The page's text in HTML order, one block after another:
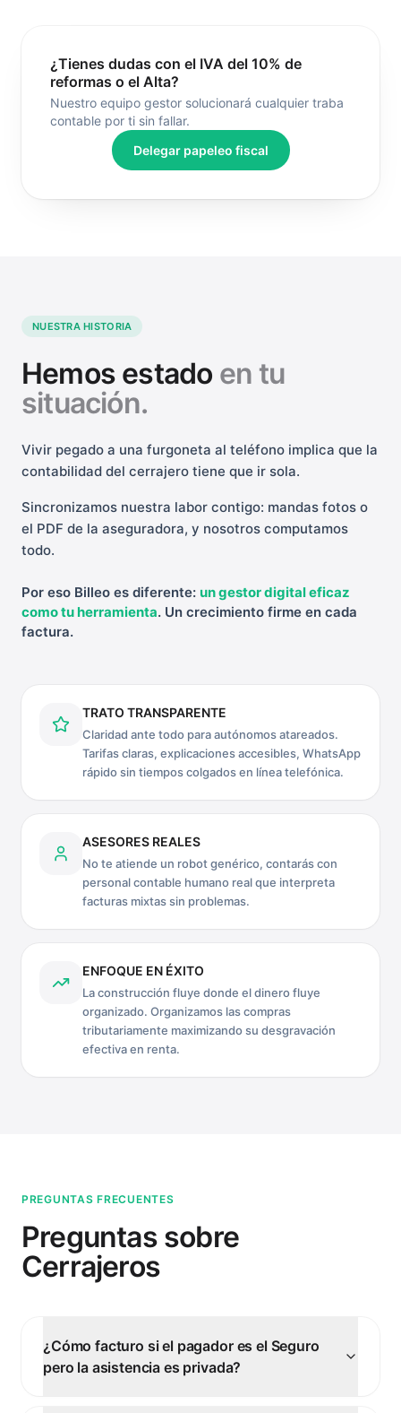
¿Tienes dudas con el IVA del 10% de
reformas o el Alta?
Nuestro equipo gestor solucionará cualquier traba
contable por ti sin fallar.
Delegar papeleo fiscal
NUESTRA HISTORIA
Hemos estado en tu
situación.
Vivir pegado a una furgoneta al teléfono implica que la
contabilidad del cerrajero tiene que ir sola.
Sincronizamos nuestra labor contigo: mandas fotos o
el PDF de la aseguradora, y nosotros computamos
todo.
Por eso Billeo es diferente: un gestor digital eficaz
como tu herramienta. Un crecimiento firme en cada
factura.
TRATO TRANSPARENTE
Claridad ante todo para autónomos atareados.
Tarifas claras, explicaciones accesibles, WhatsApp
rápido sin tiempos colgados en línea telefónica.
ASESORES REALES
No te atiende un robot genérico, contarás con
personal contable humano real que interpreta
facturas mixtas sin problemas.
ENFOQUE EN ÉXITO
La construcción fluye donde el dinero fluye
organizado. Organizamos las compras
tributariamente maximizando su desgravación
efectiva en renta.
PREGUNTAS FRECUENTES
Preguntas sobre
Cerrajeros
¿Cómo facturo si el pagador es el Seguro
pero la asistencia es privada?